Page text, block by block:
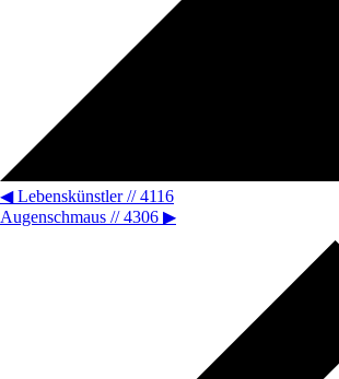
◀Lebenskünstler // 4116
Augenschmaus // 4306 ▶